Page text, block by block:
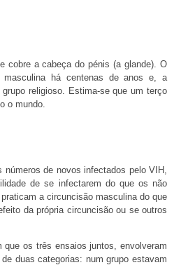
cobre a cabeça do pénis (a glande). O
masculina há centenas de anos e, a
religioso. Estima-se que um terço
o mundo.
de novos infectados pelo VIH,
de se infectarem do que os não
a circuncisão masculina do que
da própria circuncisão ou se outros
os três ensaios juntos, envolveram
duas categorias: num grupo estavam